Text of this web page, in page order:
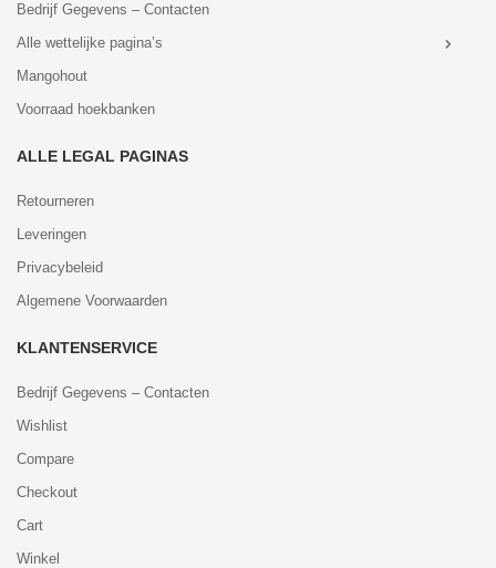
Bedrijf Gegevens – Contacten
Alle wettelijke pagina’s
Mangohout
Voorraad hoekbanken
ALLE LEGAL PAGINAS
Retourneren
Leveringen
Privacybeleid
Algemene Voorwaarden
KLANTENSERVICE
Bedrijf Gegevens – Contacten
Wishlist
Compare
Checkout
Cart
Winkel